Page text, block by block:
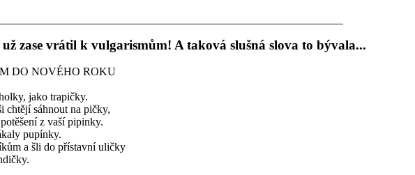
zase vrátil k vulgarismům! A taková slušná slova to bývala...
DO NOVÉHO ROKU
jako trapičky.
chtějí sáhnout na pičky,
z vaší pipinky.
pupínky.
a šli do přístavní uličky